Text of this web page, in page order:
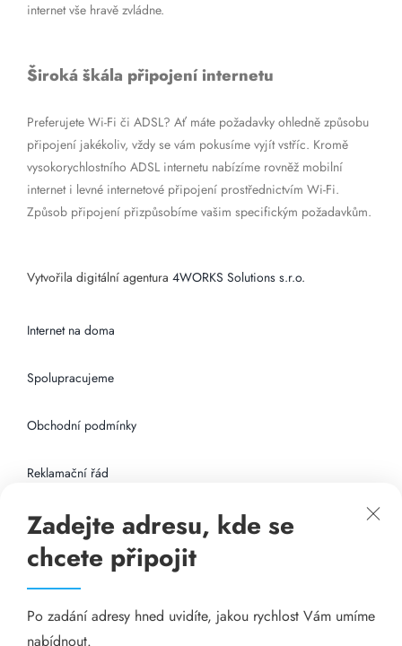
internet vše hravě zvládne.
Široká škála připojení internetu
Preferujete Wi-Fi či ADSL? Ať máte požadavky ohledně způsobu
připojení jakékoliv, vždy se vám pokusíme vyjít vstříc. Kromě
vysokorychlostního ADSL internetu nabízíme rovněž mobilní
internet i levné internetové připojení prostřednictvím Wi-Fi.
Způsob připojení přizpůsobíme vašim specifickým požadavkům.
Vytvořila digitální agentura 4WORKS Solutions s.r.o.
Internet na doma
Spolupracujeme
Obchodní podmínky
Reklamační řád
Připojení k internetu
Odkazy
Katalog A-seznam.cz
Zadejte adresu, kde se
chcete připojit
Po zadání adresy hned uvidíte, jakou rychlost Vám umíme
nabídnout.